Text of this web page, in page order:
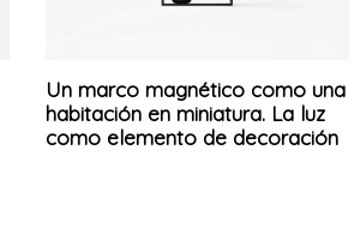
Un marco magnético como una
habitación en miniatura. La luz
como elemento de decoración